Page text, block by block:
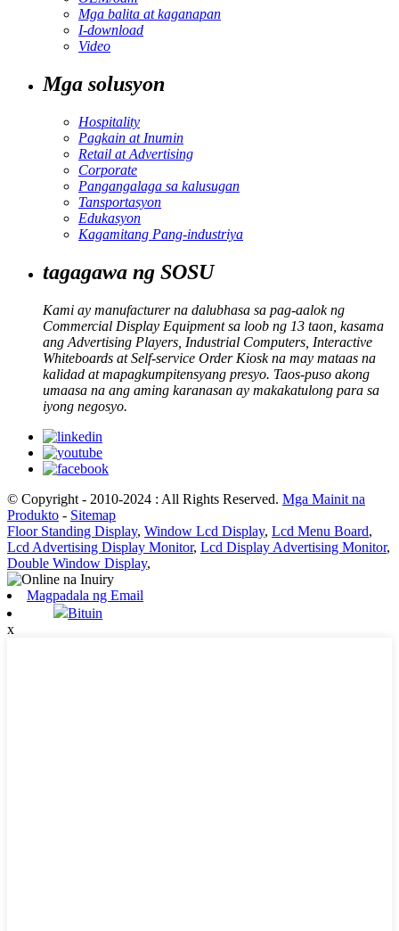
Mga balita at kaganapan
I-download
Video
Mga solusyon
Hospitality
Pagkain at Inumin
Retail at Advertising
Corporate
Pangangalaga sa kalusugan
Tansportasyon
Edukasyon
Kagamitang Pang-industriya
tagagawa ng SOSU
Kami ay manufacturer na dalubhasa sa pag-aalok ng
Commercial Display Equipment sa loob ng 13 taon, kasama
ang Advertising Players, Industrial Computers, Interactive
Whiteboards at Self-service Order Kiosk na may mataas na
kalidad at mapagkumpitensyang presyo. Taos-puso akong
umaasa na ang aming karanasan ay makakatulong para sa
iyong negosyo.
© Copyright - 2010-2024 : All Rights Reserved. Mga Mainit na
Produkto - Sitemap
Floor Standing Display, Window Lcd Display, Lcd Menu Board,
Lcd Advertising Display Monitor, Lcd Display Advertising Monitor,
Double Window Display,
Magpadala ng Email
Bituin
x